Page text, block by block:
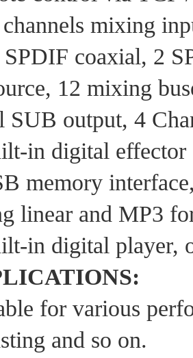
mixing
coaxial, 2
12 mixing
SUB output, 4
digital effector
interface,
linear and MP3
digital player,
for various
and so on.